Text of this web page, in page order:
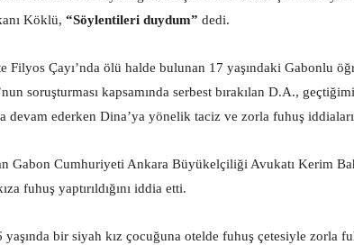
Köklü, “Söylentileri duydum” dedi.
Filyos Çayı’nda ölü halde bulunan 17 yaşındaki Gabonlu
soruşturması kapsamında serbest bırakılan D.A.,
devam ederken Dina’ya yönelik taciz ve zorla fuhuş
Gabon Cumhuriyeti Ankara Büyükelçiliği Avukatı Kerim
fuhuş yaptırıldığını iddia etti.
yaşında bir siyah kız çocuğuna otelde fuhuş çetesiyle zorla